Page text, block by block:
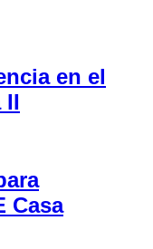
en el
II
Casa